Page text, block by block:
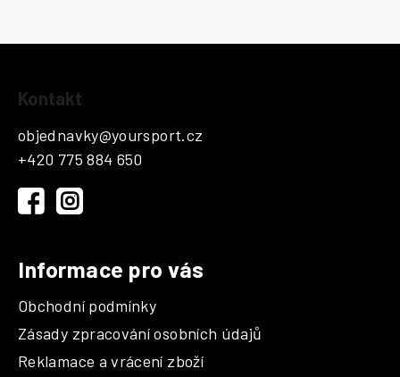
Kontakt
objednavky@yoursport.cz
+420 775 884 650
Informace pro vás
Obchodní podmínky
Zásady zpracování osobních údajů
Reklamace a vrácení zboží